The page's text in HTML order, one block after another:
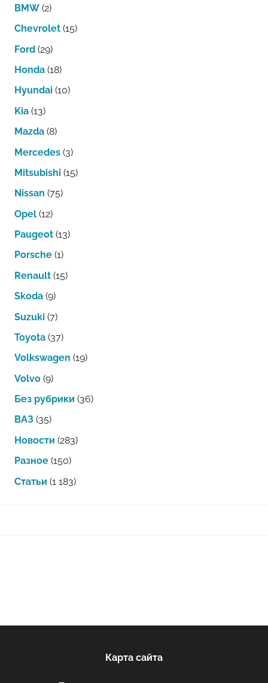
BMW (2)
Chevrolet (15)
Ford (29)
Honda (18)
Hyundai (10)
Kia (13)
Mazda (8)
Mercedes (3)
Mitsubishi (15)
Nissan (75)
Opel (12)
Paugeot (13)
Porsche (1)
Renault (15)
Skoda (9)
Suzuki (7)
Toyota (37)
Volkswagen (19)
Volvo (9)
Без рубрики (36)
ВАЗ (35)
Новости (283)
Разное (150)
Статьи (1 183)
Карта сайта